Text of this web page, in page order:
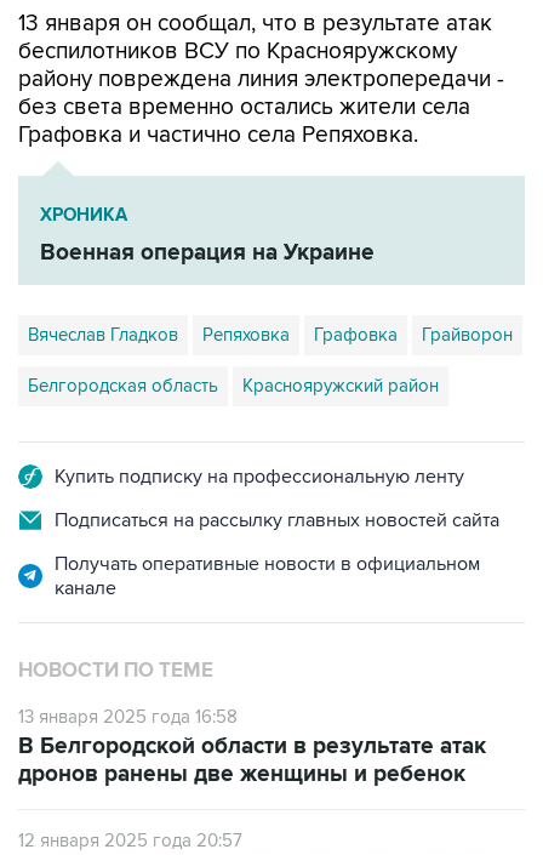
13 января он сообщал, что в результате атак
беспилотников ВСУ по Краснояружскому
району повреждена линия электропередачи -
без света временно остались жители села
Графовка и частично села Репяховка.
ХРОНИКА
Военная операция на Украине
Вячеслав Гладков Репяховка Графовка Грайворон
Белгородская область Краснояружский район
Купить подписку на профессиональную ленту
Подписаться на рассылку главных новостей сайта
Получать оперативные новости в официальном
канале
НОВОСТИ ПО ТЕМЕ
13 января 2025 года 16:58
В Белгородской области в результате атак
дронов ранены две женщины и ребенок
12 января 2025 года 20:57